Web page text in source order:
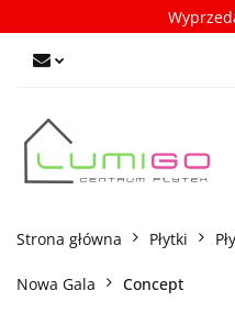
Strona główna Płytki
Nowa Gala Concept